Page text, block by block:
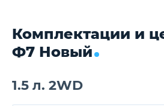
Комплектации и
Ф7 Новый
1.5 л. 2WD